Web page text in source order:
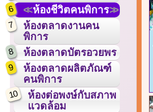
6 ห้องชีวิตคนพิการ
7
ห้องตลาดงานคน
พิการ
8 ห้องตลาดบัตรอวยพร
9
ห้องตลาดผลิตภัณฑ์
คนพิการ
10
ห้องต่อพงษ์กับสภาพ
แวดล้อม